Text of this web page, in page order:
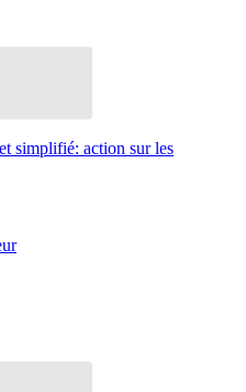
simplifié: action sur les